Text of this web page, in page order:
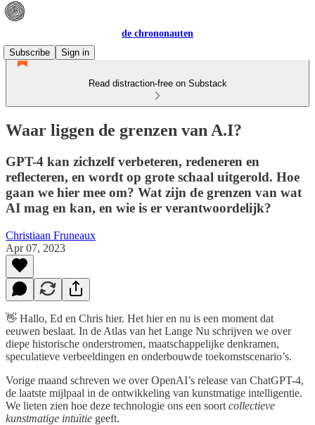
de chrononauten
Subscribe
Sign in
Read distraction-free on Substack
Waar liggen de grenzen van A.I?
GPT-4 kan zichzelf verbeteren, redeneren en
reflecteren, en wordt op grote schaal uitgerold. Hoe
gaan we hier mee om? Wat zijn de grenzen van wat
AI mag en kan, en wie is er verantwoordelijk?
Christiaan Fruneaux
Apr 07, 2023
👋 Hallo, Ed en Chris hier. Het hier en nu is een moment dat
eeuwen beslaat. In de Atlas van het Lange Nu schrijven we over
diepe historische onderstromen, maatschappelijke denkramen,
speculatieve verbeeldingen en onderbouwde toekomstscenario’s.
Vorige maand schreven we over OpenAI’s release van ChatGPT-4,
de laatste mijlpaal in de ontwikkeling van kunstmatige intelligentie.
We lieten zien hoe deze technologie ons een soort collectieve
kunstmatige intuïtie geeft.